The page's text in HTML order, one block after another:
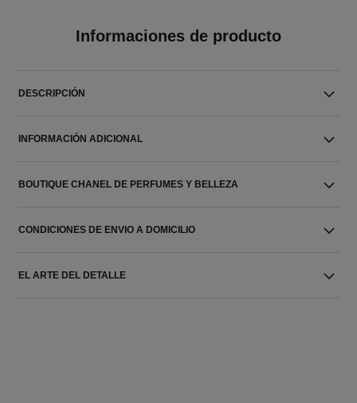
Informaciones de producto
DESCRIPCIÓN
INFORMACIÓN ADICIONAL
BOUTIQUE CHANEL DE PERFUMES Y BELLEZA
CONDICIONES DE ENVIO A DOMICILIO
EL ARTE DEL DETALLE